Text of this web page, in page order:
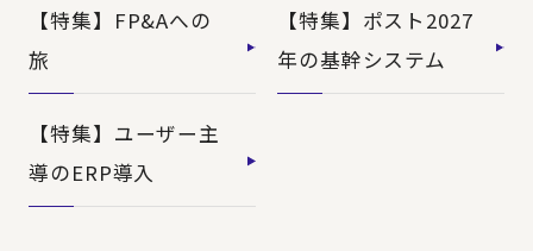
【特集】FP&Aへの
旅
【特集】ポスト2027
年の基幹システム
【特集】ユーザー主
導のERP導入